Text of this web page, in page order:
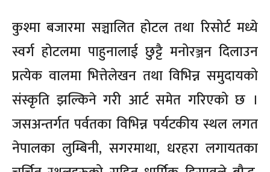
कुश्मा बजारमा सञ्चालित होटल तथा रिसोर्ट मध्ये
स्वर्ग होटलमा पाहुनालाई छुट्टै मनोरञ्जन दिलाउन
प्रत्येक वालमा भित्तेलेखन तथा विभिन्न समुदायको
संस्कृति झल्किने गरी आर्ट समेत गरिएको छ ।
जसअन्तर्गत पर्वतका विभिन्न पर्यटकीय स्थल लगत
नेपालका लुम्बिनी, सगरमाथा, धरहरा लगायतका